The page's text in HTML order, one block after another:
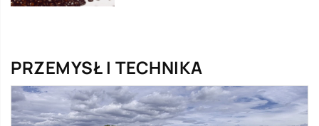
PRZEMYSŁ I TECHNIKA